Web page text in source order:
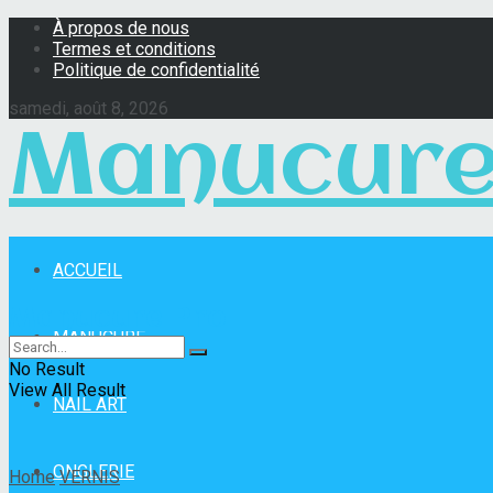
À propos de nous
Termes et conditions
Politique de confidentialité
samedi, août 8, 2026
ACCUEIL
MANUCURE
NAIL ART
ONGLERIE
No Result
View All Result
Home VERNIS